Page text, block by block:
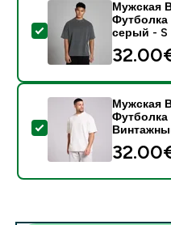
- Мужская
Мужская
Футболка
серый - S
- Мужская
Мужская
Футболка